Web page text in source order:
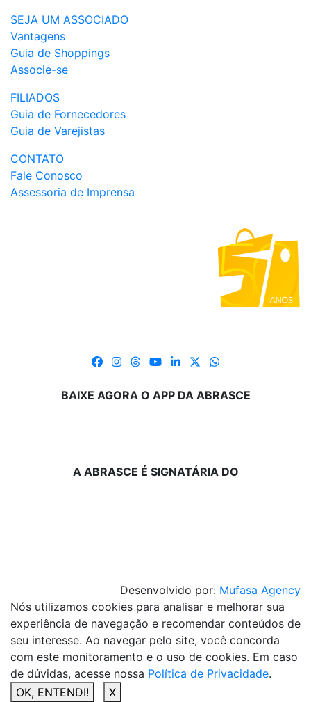
SEJA UM ASSOCIADO
Vantagens
Guia de Shoppings
Associe-se
FILIADOS
Guia de Fornecedores
Guia de Varejistas
CONTATO
Fale Conosco
Assessoria de Imprensa
BAIXE AGORA O APP DA ABRASCE
A ABRASCE É SIGNATÁRIA DO
Desenvolvido por: Mufasa Agency
Nós utilizamos cookies para analisar e melhorar sua
experiência de navegação e recomendar conteúdos de
seu interesse. Ao navegar pelo site, você concorda
com este monitoramento e o uso de cookies. Em caso
de dúvidas, acesse nossa Política de Privacidade.
OK, ENTENDI!
X